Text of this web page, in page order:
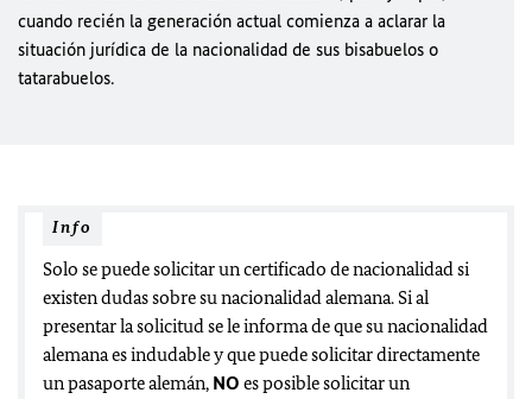
cuando recién la generación actual comienza a aclarar la
situación jurídica de la nacionalidad de sus bisabuelos o
tatarabuelos.
Info
Solo se puede solicitar un certificado de nacionalidad si
existen dudas sobre su nacionalidad alemana. Si al
presentar la solicitud se le informa de que su nacionalidad
alemana es indudable y que puede solicitar directamente
un pasaporte alemán, NO es posible solicitar un